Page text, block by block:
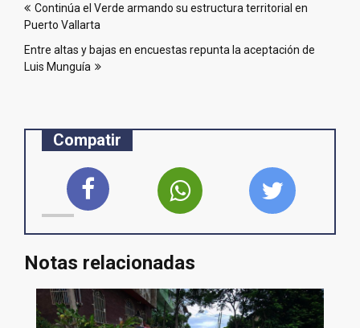
de
entradas
Continúa el Verde armando su estructura territorial en
Puerto Vallarta
Entre altas y bajas en encuestas repunta la aceptación de
Luis Munguía
Compatir
Notas relacionadas